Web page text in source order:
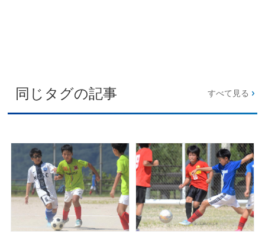
同じタグの記事 すべて見る